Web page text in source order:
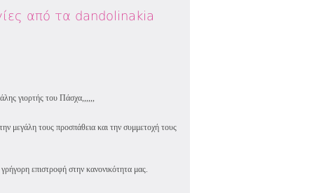
από τα dandolinakia
γιορτής του Πάσχα,,,,,,
μεγάλη τους προσπάθεια και την συμμετοχή τους
επιστροφή στην κανονικότητα μας.